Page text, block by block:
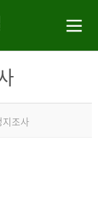
지조사